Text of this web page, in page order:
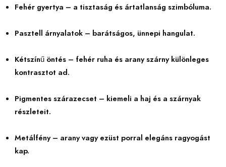
Fehér gyertya – a tisztaság és ártatlanság szimbóluma.
Pasztell árnyalatok – barátságos, ünnepi hangulat.
Kétszínű öntés – fehér ruha és arany szárny különleges
kontrasztot ad.
Pigmentes szárazecset – kiemeli a haj és a szárnyak
részleteit.
Metálfény – arany vagy ezüst porral elegáns ragyogást
kap.